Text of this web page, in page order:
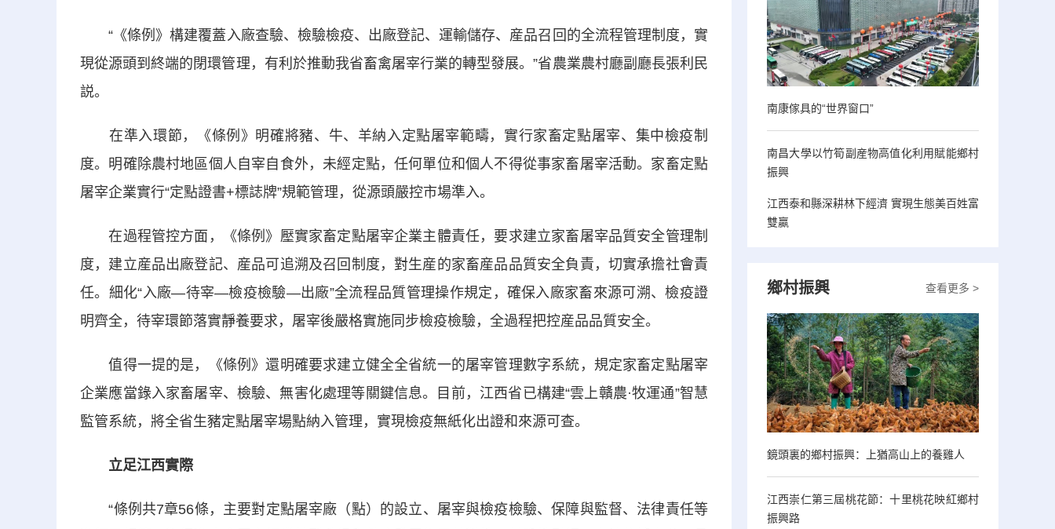
“《條例》構建覆蓋入廠查驗、檢驗檢疫、出廠登記、運輸儲存、産品召回的全流程管理制度，實
現從源頭到終端的閉環管理，有利於推動我省畜禽屠宰行業的轉型發展。”省農業農村廳副廳長張利民
説。
在準入環節，《條例》明確將豬、牛、羊納入定點屠宰範疇，實行家畜定點屠宰、集中檢疫制
度。明確除農村地區個人自宰自食外，未經定點，任何單位和個人不得從事家畜屠宰活動。家畜定點
屠宰企業實行“定點證書+標誌牌”規範管理，從源頭嚴控市場準入。
在過程管控方面，《條例》壓實家畜定點屠宰企業主體責任，要求建立家畜屠宰品質安全管理制
度，建立産品出廠登記、産品可追溯及召回制度，對生産的家畜産品品質安全負責，切實承擔社會責
任。細化“入廠—待宰—檢疫檢驗—出廠”全流程品質管理操作規定，確保入廠家畜來源可溯、檢疫證
明齊全，待宰環節落實靜養要求，屠宰後嚴格實施同步檢疫檢驗，全過程把控産品品質安全。
值得一提的是，《條例》還明確要求建立健全全省統一的屠宰管理數字系統，規定家畜定點屠宰
企業應當錄入家畜屠宰、檢驗、無害化處理等關鍵信息。目前，江西省已構建“雲上贛農·牧運通”智慧
監管系統，將全省生豬定點屠宰場點納入管理，實現檢疫無紙化出證和來源可查。
立足江西實際
“條例共7章56條，主要對定點屠宰廠（點）的設立、屠宰與檢疫檢驗、保障與監督、法律責任等
南康傢具的“世界窗口”
南昌大學以竹筍副産物高值化利用賦能鄉村
振興
江西泰和縣深耕林下經濟 實現生態美百姓富
雙贏
查看更多 >
鄉村振興
鏡頭裏的鄉村振興：上猶高山上的養雞人
江西崇仁第三屆桃花節：十里桃花映紅鄉村
振興路